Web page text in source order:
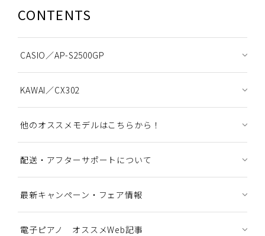
CONTENTS
CASIO／AP-S2500GP
KAWAI／CX302
他のオススメモデルはこちらから！
配送・アフターサポートについて
最新キャンペーン・フェア情報
電子ピアノ オススメWeb記事